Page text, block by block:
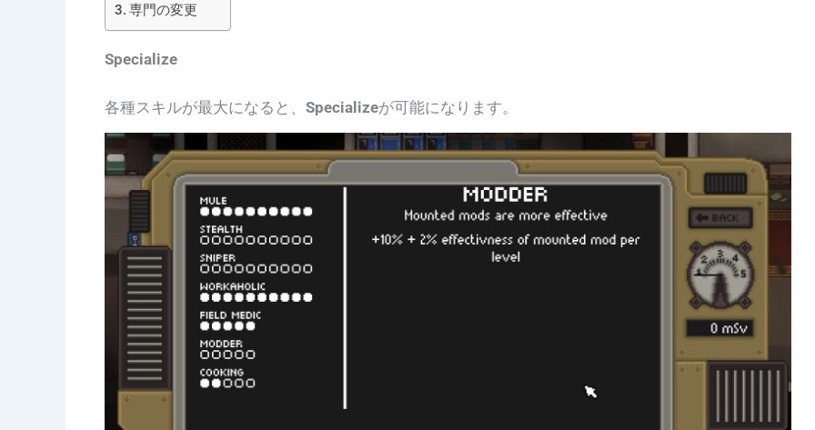
専門の変更
Specialize
各種スキルが最大になると、 Specializeが可能になります。